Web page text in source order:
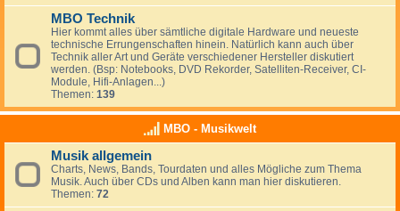
MBO Technik
Hier kommt alles über sämtliche digitale Hardware und neueste
technische Errungenschaften hinein. Natürlich kann auch über
Technik aller Art und Geräte verschiedener Hersteller diskutiert
werden. (Bsp: Notebooks, DVD Rekorder, Satelliten-Receiver, CI-
Module, Hifi-Anlagen...)
Themen: 139
MBO - Musikwelt
Musik allgemein
Charts, News, Bands, Tourdaten und alles Mögliche zum Thema
Musik. Auch über CDs und Alben kann man hier diskutieren.
Themen: 72